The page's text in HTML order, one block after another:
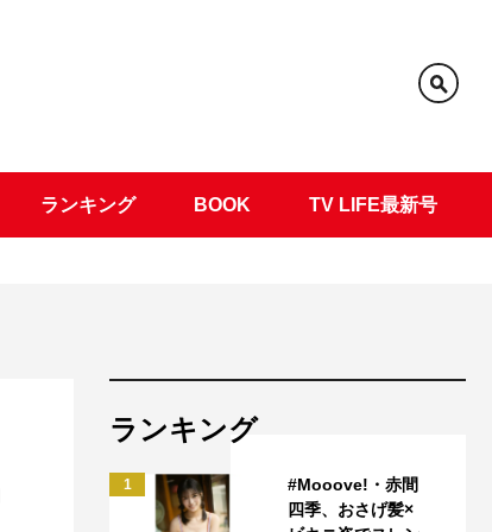
ランキング BOOK TV LIFE最新号
ランキング
1
#Mooove!・赤間
四季、おさげ髪×